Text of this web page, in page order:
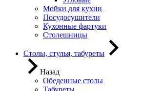
Мойки для кухни
Посудосушители
Кухонные фартуки
Столешницы
Столы, стулья, табуреты
Назад
Обеденные столы
Табуреты